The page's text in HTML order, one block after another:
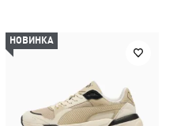
НОВИНКА